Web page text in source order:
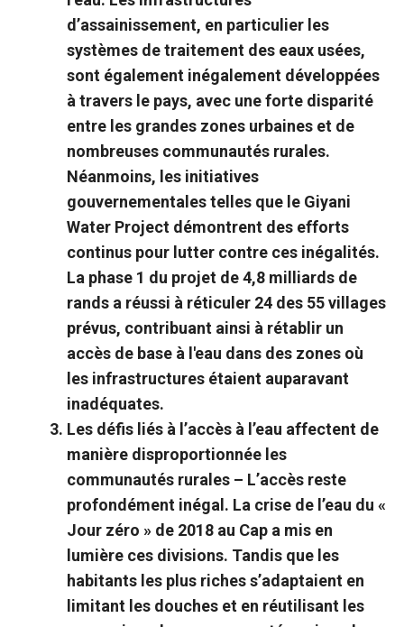
d’assainissement, en particulier les
systèmes de traitement des eaux usées,
sont également inégalement développées
à travers le pays, avec une forte disparité
entre les grandes zones urbaines et de
nombreuses communautés rurales.
Néanmoins, les initiatives
gouvernementales telles que le Giyani
Water Project démontrent des efforts
continus pour lutter contre ces inégalités.
La phase 1 du projet de 4,8 milliards de
rands a réussi à réticuler 24 des 55 villages
prévus, contribuant ainsi à rétablir un
accès de base à l'eau dans des zones où
les infrastructures étaient auparavant
inadéquates.
Les défis liés à l’accès à l’eau affectent de
manière disproportionnée les
communautés rurales – L’accès reste
profondément inégal. La crise de l’eau du «
Jour zéro » de 2018 au Cap a mis en
lumière ces divisions. Tandis que les
habitants les plus riches s’adaptaient en
limitant les douches et en réutilisant les